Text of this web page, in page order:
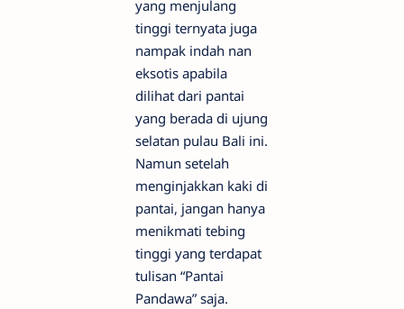
yang menjulang
tinggi ternyata juga
nampak indah nan
eksotis apabila
dilihat dari pantai
yang berada di ujung
selatan pulau Bali ini.
Namun setelah
menginjakkan kaki di
pantai, jangan hanya
menikmati tebing
tinggi yang terdapat
tulisan “Pantai
Pandawa” saja.